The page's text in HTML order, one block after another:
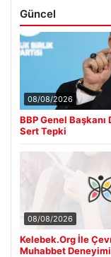
Güncel
08/08/2026
BBP Genel Başkanı
Sert Tepki
08/08/2026
Kelebek.Org İle
Muhabbet Deneyimi